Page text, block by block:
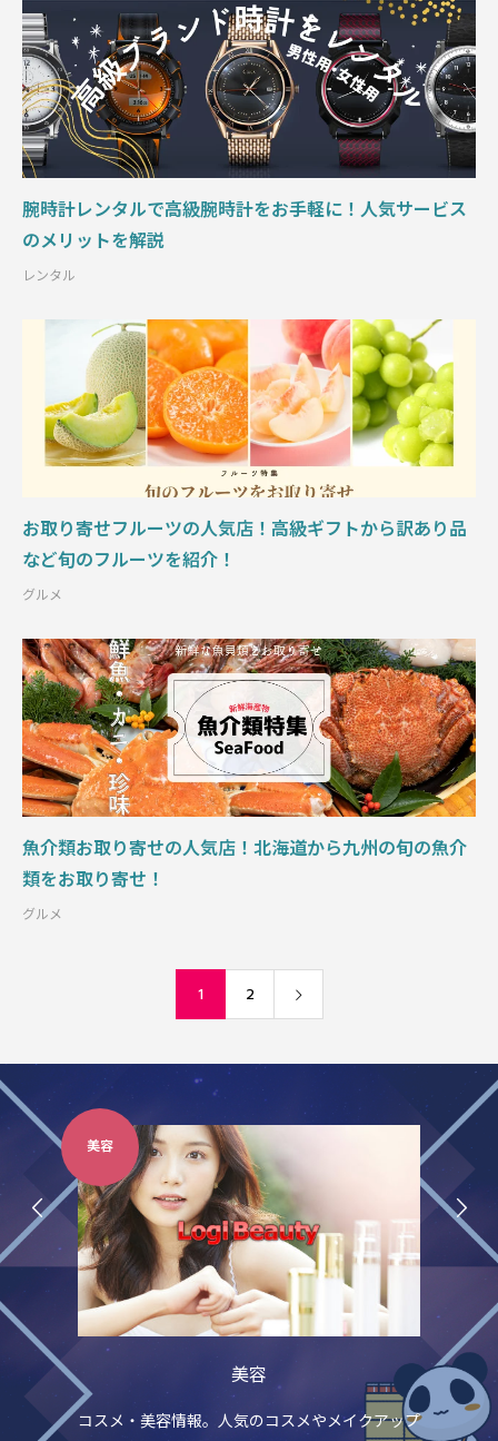
腕時計レンタルで高級腕時計をお手軽に！人気サービス
のメリットを解説
レンタル
お取り寄せフルーツの人気店！高級ギフトから訳あり品
など旬のフルーツを紹介！
グルメ
魚介類お取り寄せの人気店！北海道から九州の旬の魚介
類をお取り寄せ！
グルメ
1 2
美容
美容
コスメ・美容情報。人気のコスメやメイクアップ ピ